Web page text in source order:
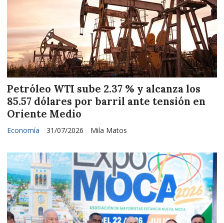
Petróleo WTI sube 2.37 % y alcanza los
85.57 dólares por barril ante tensión en
Oriente Medio
Mila Matos
Economía 31/07/2026